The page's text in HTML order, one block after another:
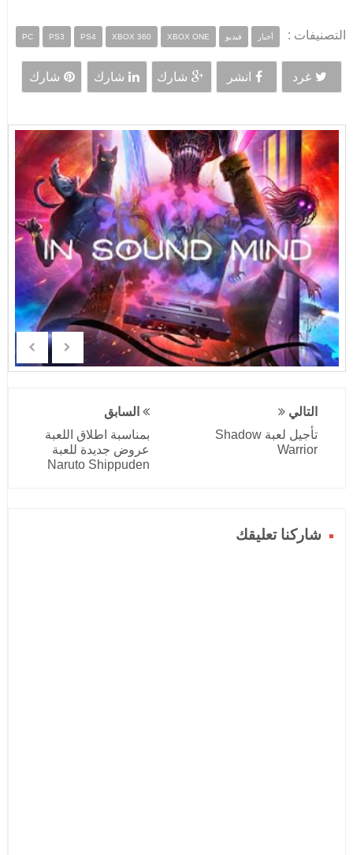
التصنيفات : أخبار فيديو PC PS3 PS4 XBOX 360 XBOX ONE
غرد انشر شارك شارك شارك
التالي
تأجيل لعبة Shadow
Warrior
السابق
بمناسبة اطلاق اللعبة
عروض جديدة للعبة
Naruto Shippuden
شاركنا تعليقك